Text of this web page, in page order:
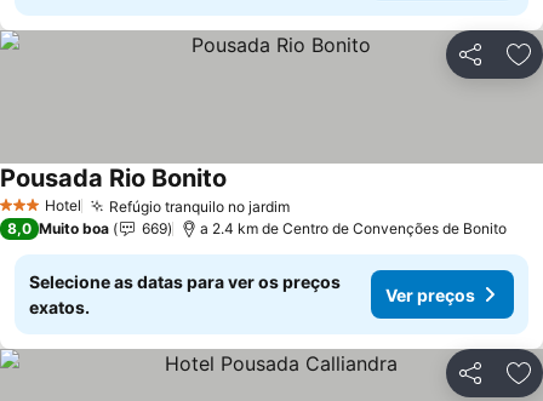
Partilhar
3 EstrelasHotel Refúgio tranquilo no jardimVer preços
Pousada Rio Bonito
8,0 Muito boa 669 a 2.4 km de Centro de Convenções de Bonito
Selecione as datas para ver os preços
exatos.
Ver preços
Partilhar